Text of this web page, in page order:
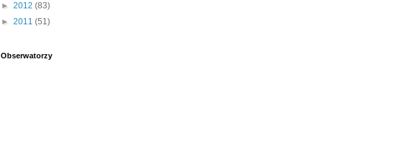
► 2012 (83)
► 2011 (51)
Obserwatorzy